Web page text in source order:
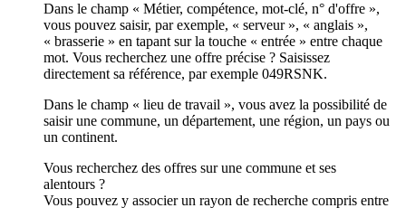
Dans le champ « Métier, compétence, mot-clé, n° d'offre »,
vous pouvez saisir, par exemple, « serveur », « anglais »,
« brasserie » en tapant sur la touche « entrée » entre chaque
mot. Vous recherchez une offre précise ? Saisissez
directement sa référence, par exemple 049RSNK.
Dans le champ « lieu de travail », vous avez la possibilité de
saisir une commune, un département, une région, un pays ou
un continent.
Vous recherchez des offres sur une commune et ses
alentours ?
Vous pouvez y associer un rayon de recherche compris entre